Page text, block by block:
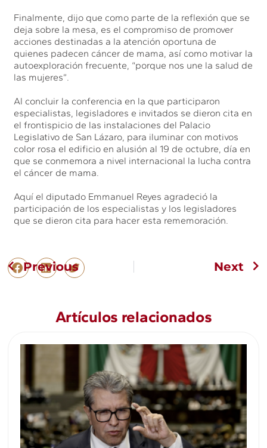
Finalmente, dijo que como parte de la reflexión que se
deja sobre la mesa, es el compromiso de promover
acciones destinadas a la atención oportuna de
quienes padecen cáncer de mama, así como motivar la
autoexploración frecuente, “porque nos une la salud de
las mujeres”.
Al concluir la conferencia en la que participaron
especialistas, legisladores e invitados se dieron cita en
el frontispicio de las instalaciones del Palacio
Legislativo de San Lázaro, para iluminar con motivos
color rosa el edificio en alusión al 19 de octubre, día en
que se conmemora a nivel internacional la lucha contra
el cáncer de mama.
Aquí el diputado Emmanuel Reyes agradeció la
participación de los especialistas y los legisladores
que se dieron cita para hacer esta rememoración.
Previous Next
Artículos relacionados